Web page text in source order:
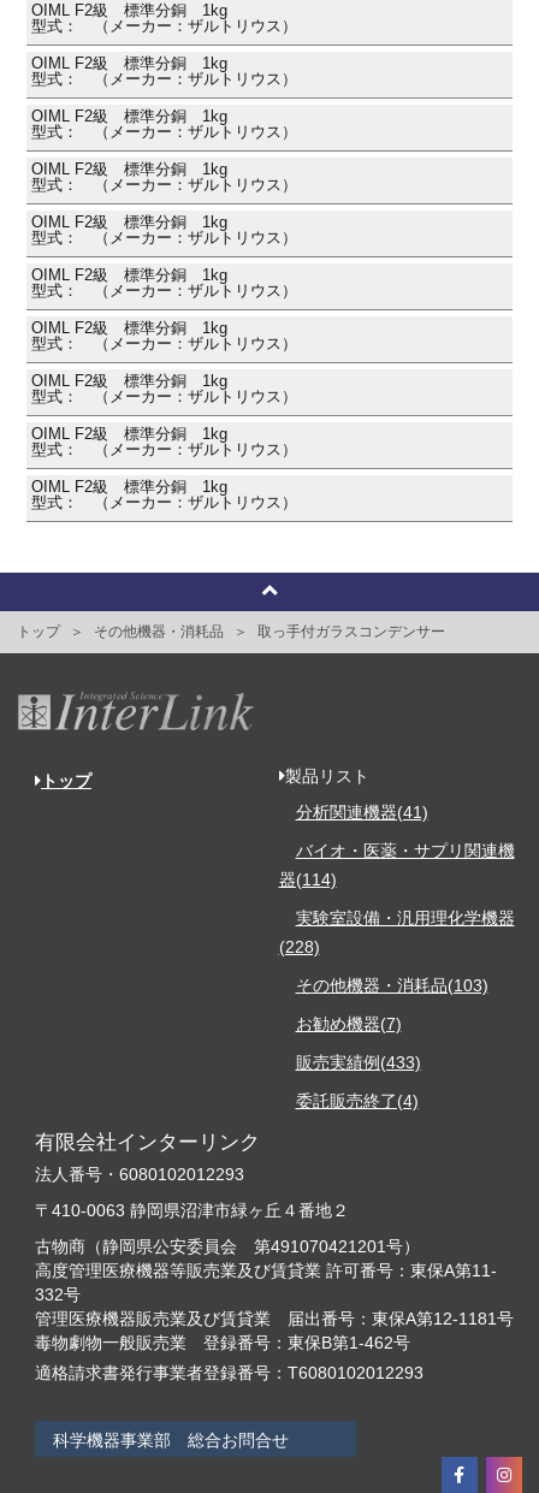
OIML F2級 標準分銅 1kg
型式： （メーカー：ザルトリウス）
OIML F2級 標準分銅 1kg
型式： （メーカー：ザルトリウス）
OIML F2級 標準分銅 1kg
型式： （メーカー：ザルトリウス）
OIML F2級 標準分銅 1kg
型式： （メーカー：ザルトリウス）
OIML F2級 標準分銅 1kg
型式： （メーカー：ザルトリウス）
OIML F2級 標準分銅 1kg
型式： （メーカー：ザルトリウス）
OIML F2級 標準分銅 1kg
型式： （メーカー：ザルトリウス）
OIML F2級 標準分銅 1kg
型式： （メーカー：ザルトリウス）
OIML F2級 標準分銅 1kg
型式： （メーカー：ザルトリウス）
OIML F2級 標準分銅 1kg
型式： （メーカー：ザルトリウス）
トップ その他機器・消耗品 取っ手付ガラスコンデンサー
トップ
製品リスト
分析関連機器(41)
バイオ・医薬・サプリ関連機
器(114)
実験室設備・汎用理化学機器
(228)
その他機器・消耗品(103)
お勧め機器(7)
販売実績例(433)
委託販売終了(4)
有限会社インターリンク
法人番号・6080102012293
〒410-0063 静岡県沼津市緑ヶ丘４番地２
古物商（静岡県公安委員会 第491070421201号）
高度管理医療機器等販売業及び賃貸業 許可番号：東保A第11-
332号
管理医療機器販売業及び賃貸業 届出番号：東保A第12-1181号
毒物劇物一般販売業 登録番号：東保B第1-462号
適格請求書発行事業者登録番号：T6080102012293
科学機器事業部 総合お問合せ